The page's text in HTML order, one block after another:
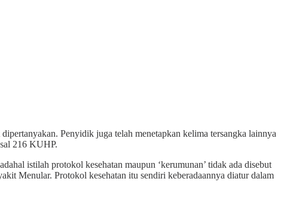
Penyidik juga telah menetapkan kelima tersangka lainnya
216 KUHP.
istilah protokol kesehatan maupun ‘kerumunan’ tidak ada disebut
Menular. Protokol kesehatan itu sendiri keberadaannya diatur dalam